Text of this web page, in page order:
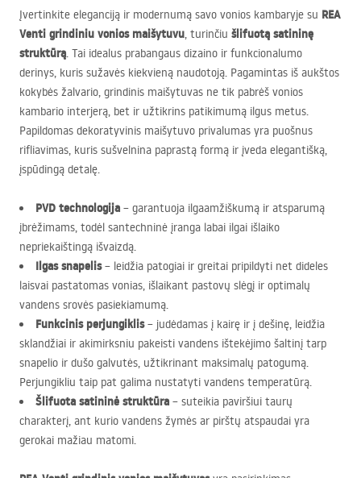
Įvertinkite eleganciją ir modernumą savo vonios kambaryje su REA
Venti grindiniu vonios maišytuvu, turinčiu šlifuotą satininę
struktūrą. Tai idealus prabangaus dizaino ir funkcionalumo
derinys, kuris sužavės kiekvieną naudotoją. Pagamintas iš aukštos
kokybės žalvario, grindinis maišytuvas ne tik pabrėš vonios
kambario interjerą, bet ir užtikrins patikimumą ilgus metus.
Papildomas dekoratyvinis maišytuvo privalumas yra puošnus
rifliavimas, kuris sušvelnina paprastą formą ir įveda elegantišką,
įspūdingą detalę.
PVD technologija – garantuoja ilgaamžiškumą ir atsparumą
įbrėžimams, todėl santechninė įranga labai ilgai išlaiko
nepriekaištingą išvaizdą.
Ilgas snapelis– leidžia patogiai ir greitai pripildyti net dideles
laisvai pastatomas vonias, išlaikant pastovų slėgį ir optimalų
vandens srovės pasiekiamumą.
Funkcinis perjungiklis– judėdamas į kairę ir į dešinę, leidžia
sklandžiai ir akimirksniu pakeisti vandens ištekėjimo šaltinį tarp
snapelio ir dušo galvutės, užtikrinant maksimalų patogumą.
Perjungikliu taip pat galima nustatyti vandens temperatūrą.
Šlifuota satininė struktūra – suteikia paviršiui taurų
charakterį, ant kurio vandens žymės ar pirštų atspaudai yra
gerokai mažiau matomi.